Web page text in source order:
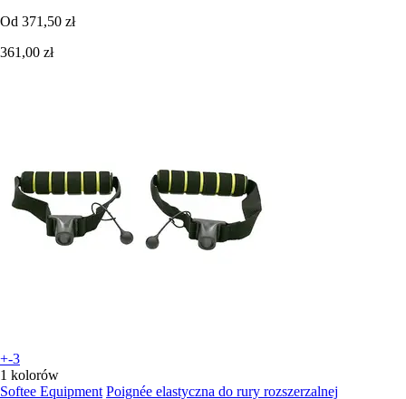
Od 371,50 zł
361,00 zł
+-3
1 kolorów
Softee Equipment Poignée elastyczna do rury rozszerzalnej